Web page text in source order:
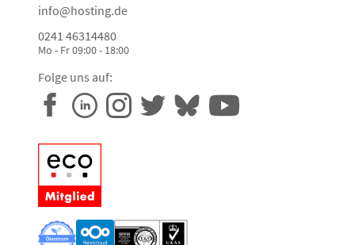
info@hosting.de
0241 46314480
Mo - Fr 09:00 - 18:00
Folge uns auf: